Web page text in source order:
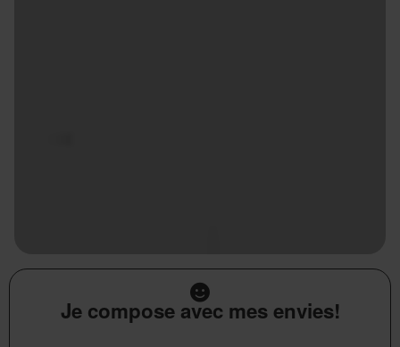
Je compose avec mes envies!